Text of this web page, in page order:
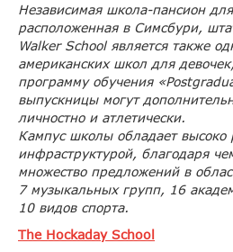
Независимая школа-пансион
расположенная в Симсбури,
Walker School является также
американских школ для
программу обучения
выпускницы могут
личностно и атлетически.
Кампус школы обладает высоко
инфраструктурой, благодаря
множество предложений в
7 музыкальных групп, 16
10 видов спорта.
The Hockaday School